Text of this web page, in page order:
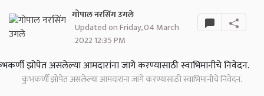
गोपाल नरसिंग उगले
Updated on Friday, 04 March
2022 12:35 PM
कुंभकर्णी झोपेत असलेल्या आमदारांना जागे करण्यासाठी स्वाभिमानीचे निवेदन.